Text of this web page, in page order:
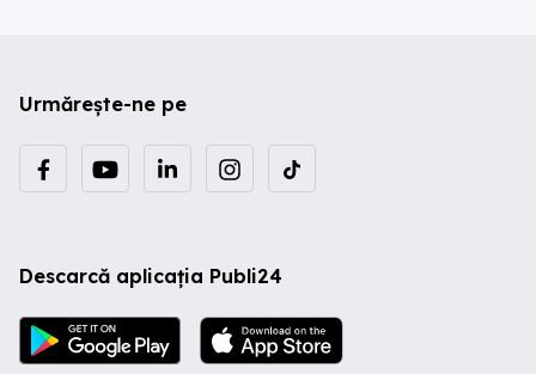
Urmărește-ne pe
Descarcă aplicația Publi24